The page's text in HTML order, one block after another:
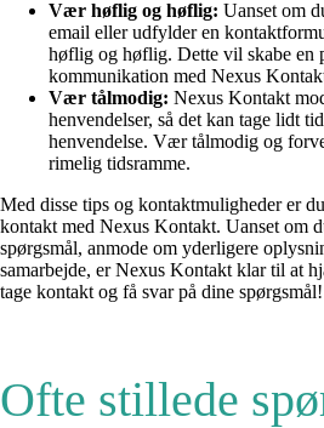
Vær høflig og høflig: Uanset om
email eller udfylder en
høflig og høflig. Dette vil skabe en
kommunikation med Nexus
Vær tålmodig: Nexus Kontakt
henvendelser, så det kan tage lidt
henvendelse. Vær tålmodig og
rimelig tidsramme.
Med disse tips og kontaktmuligheder er
kontakt med Nexus Kontakt. Uanset om
spørgsmål, anmode om yderligere
samarbejde, er Nexus Kontakt klar til at
tage kontakt og få svar på dine spørgsmål!
Ofte stillede